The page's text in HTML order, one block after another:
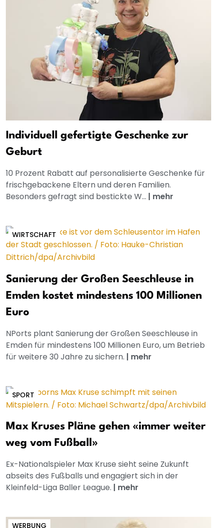
Individuell gefertigte Geschenke zur
Geburt
10 Prozent Rabatt auf personalisierte Geschenke für
frischgebackene Eltern und deren Familien.
Besonders gefragt sind bestickte W... | mehr
WIRTSCHAFT
Sanierung der Großen Seeschleuse in
Emden kostet mindestens 100 Millionen
Euro
NPorts plant Sanierung der Großen Seeschleuse in
Emden für mindestens 100 Millionen Euro, um Betrieb
für weitere 30 Jahre zu sichern. | mehr
SPORT
Max Kruses Pläne gehen «immer weiter
weg vom Fußball»
Ex-Nationalspieler Max Kruse sieht seine Zukunft
abseits des Fußballs und engagiert sich in der
Kleinfeld-Liga Baller League. | mehr
WERBUNG